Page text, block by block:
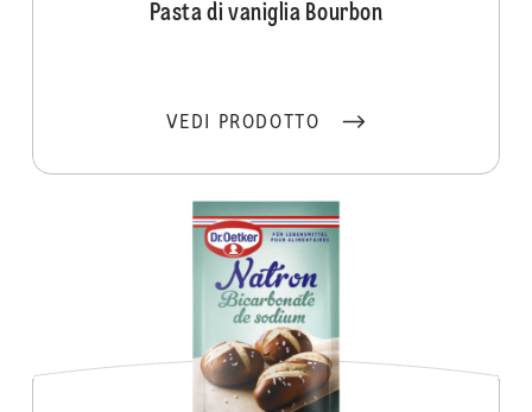
Pasta di vaniglia Bourbon
VEDI PRODOTTO